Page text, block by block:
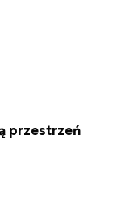
przestrzeń